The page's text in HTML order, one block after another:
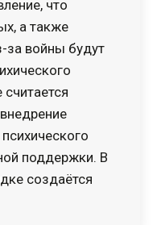
что
а также
за войны будут
поддержки. В
создаётся